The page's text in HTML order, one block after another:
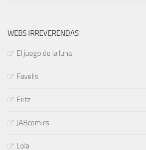
WEBS IRREVERENDAS
El juego de la luna
Favelis
Fritz
JABcomics
Lola